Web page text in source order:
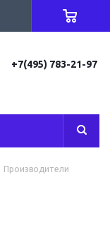
+7(495) 783-21-97
Производители